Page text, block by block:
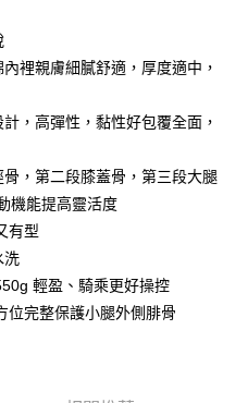
成立後會自動跳轉到大哥付的交易
期數、繳款截止日，確認付款後即完
依後續交易確認頁面所載為準。
易或遇審核未通過，訂單將自動取
未達大哥付你分期系統評分，恕無
分期」於每月結算日後寄送繳費提
繳費。
」（以下簡稱本公司）所提供，讓
付款」的支付方式。 讓您購物簡單
不需儲值。
可結帳。
款。
」後，將跳轉至「AFTEE先享後付」
，即可完成結帳。
此簡訊中的連結，可透過四大超商／
，方視為交易完成。
)免運費
)免運費
裡親膚細膩舒適，厚度適中，
，高彈性，黏性好包覆全面，
，第二段膝蓋骨，第三段大腿
機能提高靈活度
有型
洗
輕盈、騎乘更好操控
位完整保護小腿外側腓骨